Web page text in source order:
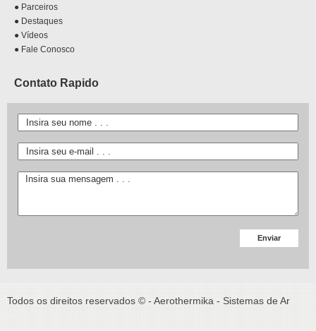
● Parceiros
● Destaques
● Vídeos
● Fale Conosco
Contato Rapido
Todos os direitos reservados © - Aerothermika - Sistemas de Ar